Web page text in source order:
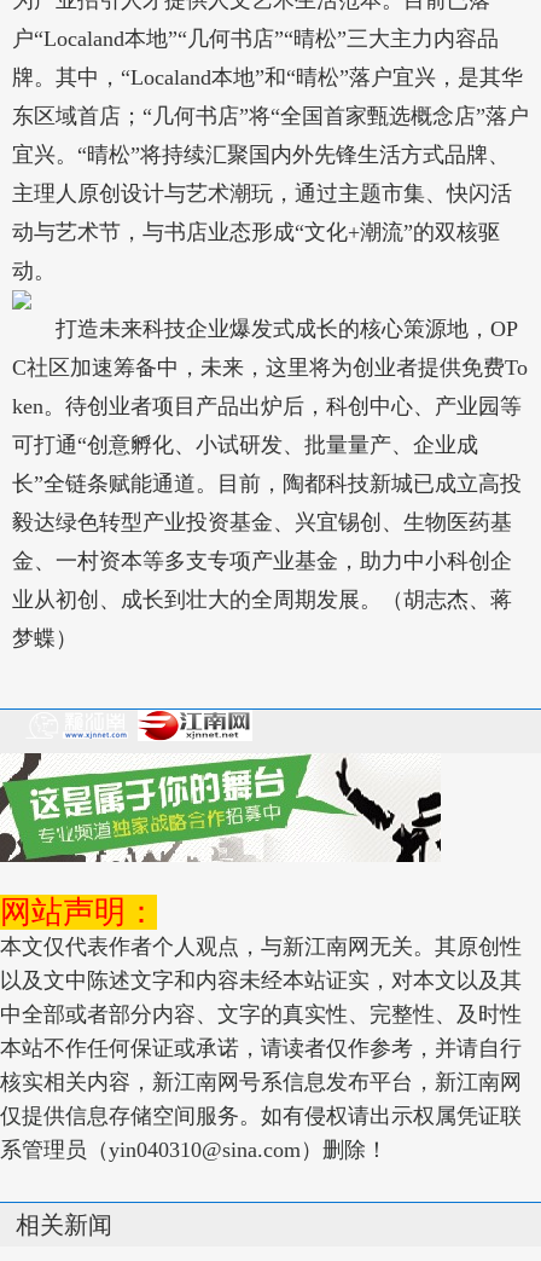
户“Localand本地”“几何书店”“晴松”三大主力内容品
牌。其中，“Localand本地”和“晴松”落户宜兴，是其华
东区域首店；“几何书店”将“全国首家甄选概念店”落户
宜兴。“晴松”将持续汇聚国内外先锋生活方式品牌、
主理人原创设计与艺术潮玩，通过主题市集、快闪活
动与艺术节，与书店业态形成“文化+潮流”的双核驱
动。
打造未来科技企业爆发式成长的核心策源地，OP
C社区加速筹备中，未来，这里将为创业者提供免费To
ken。待创业者项目产品出炉后，科创中心、产业园等
可打通“创意孵化、小试研发、批量量产、企业成
长”全链条赋能通道。目前，陶都科技新城已成立高投
毅达绿色转型产业投资基金、兴宜锡创、生物医药基
金、一村资本等多支专项产业基金，助力中小科创企
业从初创、成长到壮大的全周期发展。（胡志杰、蒋
梦蝶）
网站声明：
本文仅代表作者个人观点，与新江南网无关。其原创性
以及文中陈述文字和内容未经本站证实，对本文以及其
中全部或者部分内容、文字的真实性、完整性、及时性
本站不作任何保证或承诺，请读者仅作参考，并请自行
核实相关内容，新江南网号系信息发布平台，新江南网
仅提供信息存储空间服务。如有侵权请出示权属凭证联
系管理员（yin040310@sina.com）删除！
相关新闻